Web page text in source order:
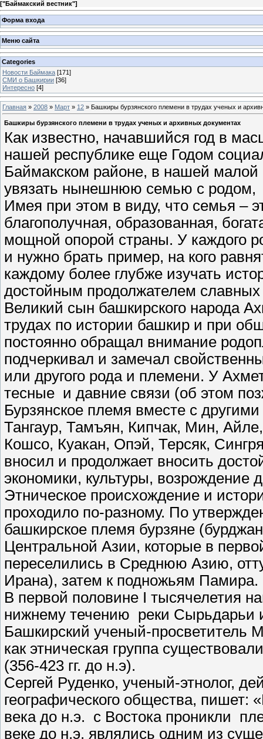
["Баймакский вестник"]
Форма входа
Меню сайта
Categories
Новости Баймака [171]
СМИ о Башкирии [36]
Интересно [4]
Главная » 2008 » Март » 12 » Башкиры бурзянского племени в трудах ученых и
Башкиры бурзянского племени в трудах ученых и архивных документах
Как известно, начавшийся год в
нашей республике еще Годом
Баймакском районе, в нашей
увязать нынешнюю семью с родом,
Имея при этом в виду, что семья –
благополучная, образованная,
мощной опорой страны. У каждого
и нужно брать пример, на кого
каждому более глубже изучать
достойным продолжателем славных
Великий сын башкирского народа
трудах по истории башкир и при
постоянно обращал внимание
подчеркивал и замечал
или другого рода и племени. У
тесные и давние связи (об этом
Бурзянское племя вместе с
Тангаур, Тамъян, Кипчак, Мин,
Кошсо, Куакан, Опэй, Терсяк,
вносил и продолжает вносить
экономики, культуры,
Этническое происхождение и
проходило по-разному. По
башкирское племя бурзяне
Центральной Азии, которые в
переселились в Среднюю Азию,
Ирана), затем к подножьям Памира.
В первой половине I тысячелетия
нижнему течению реки Сырьдарьи
Башкирский ученый-просветитель
как этническая группа
(356-423 гг. до н.э).
Сергей Руденко, ученый-этнолог,
географического общества,
века до н.э. с Востока проникли
веке до н.э. являлись одним из